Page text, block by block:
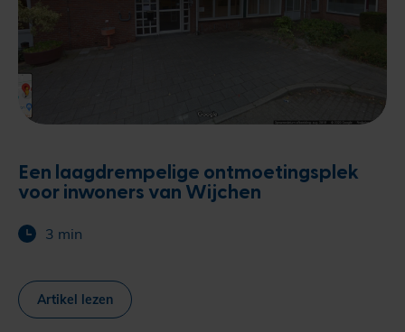
Een laagdrempelige ontmoetingsplek
voor inwoners van Wijchen
3 min
Artikel lezen